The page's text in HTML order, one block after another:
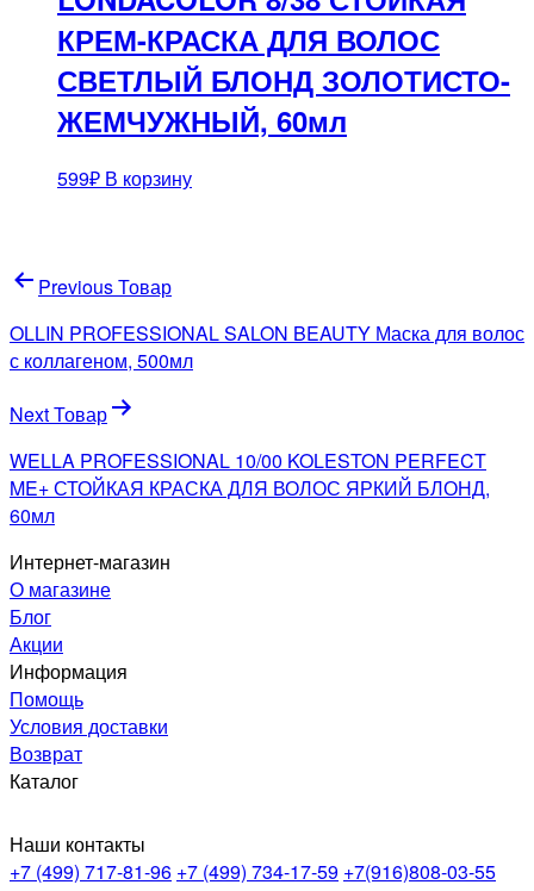
КРЕМ-КРАСКА ДЛЯ ВОЛОС
СВЕТЛЫЙ БЛОНД ЗОЛОТИСТО-
ЖЕМЧУЖНЫЙ, 60мл
599₽ В корзину
Навигация
по
записям
Previous Товар
OLLIN PROFESSIONAL SALON BEAUTY Маска для волос
с коллагеном, 500мл
Next Товар
WELLA PROFESSIONAL 10/00 KOLESTON PERFECT
ME+ СТОЙКАЯ КРАСКА ДЛЯ ВОЛОС ЯРКИЙ БЛОНД,
60мл
Интернет-магазин
О магазине
Блог
Акции
Информация
Помощь
Условия доставки
Возврат
Каталог
Наши контакты
+7 (499) 717-81-96 +7 (499) 734-17-59 +7(916)808-03-55